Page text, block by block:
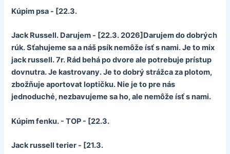
Kúpim psa - [22.3.
Jack Russell. Darujem - [22.3. 2026]Darujem do dobrých
rúk. Sťahujeme sa a náš psík nemôže ísť s nami. Je to mix
jack russell. 7r. Rád behá po dvore ale potrebuje prístup
dovnutra. Je kastrovany. Je to dobrý strážca za plotom,
zbožňuje aportovat loptičku. Nie je to pre nás
jednoduché, nezbavujeme sa ho, ale nemôže ísť s nami.
Kúpim fenku. - TOP - [22.3.
Jack russell terier - [21.3.